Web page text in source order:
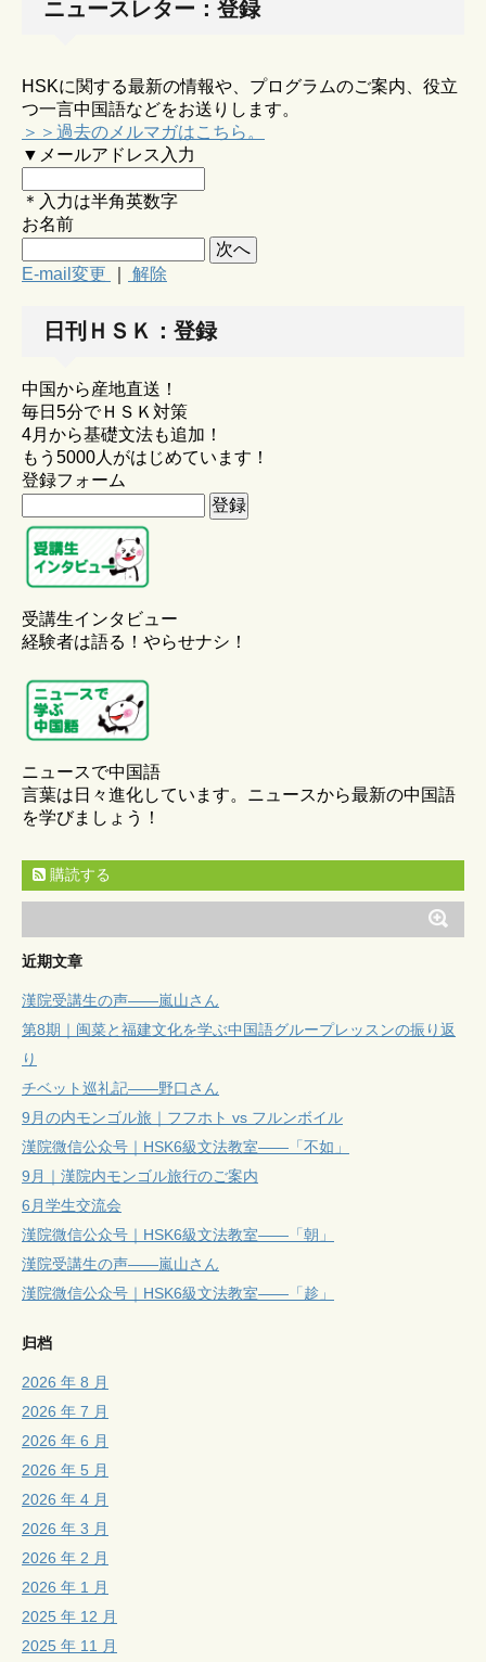
ニュースレター：登録
HSKに関する最新の情報や、プログラムのご案内、役立
つ一言中国語などをお送りします。
＞＞過去のメルマガはこちら。
▼メールアドレス入力
＊入力は半角英数字
お名前
E-mail変更 解除
日刊ＨＳＫ：登録
中国から産地直送！
毎日5分でＨＳＫ対策
4月から基礎文法も追加！
もう5000人がはじめています！
登録フォーム
受講生インタビュー
経験者は語る！やらせナシ！
ニュースで中国語
言葉は日々進化しています。ニュースから最新の中国語
を学びましょう！
購読する
近期文章
漢院受講生の声——嵐山さん
第8期｜闽菜と福建文化を学ぶ中国語グループレッスンの振り返
り
チベット巡礼記——野口さん
9月の内モンゴル旅｜フフホト vs フルンボイル
漢院微信公众号｜HSK6級文法教室——「不如」
9月｜漢院内モンゴル旅行のご案内
6月学生交流会
漢院微信公众号｜HSK6級文法教室——「朝」
漢院受講生の声——嵐山さん
漢院微信公众号｜HSK6級文法教室——「趁」
归档
2026 年 8 月
2026 年 7 月
2026 年 6 月
2026 年 5 月
2026 年 4 月
2026 年 3 月
2026 年 2 月
2026 年 1 月
2025 年 12 月
2025 年 11 月